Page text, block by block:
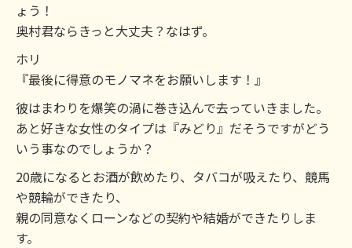
ょう！
奥村君ならきっと大丈夫？なはず。
ホリ
『最後に得意のモノマネをお願いします！』
彼はまわりを爆笑の渦に巻き込んで去っていきました。
あと好きな女性のタイプは『みどり』だそうですがどう
いう事なのでしょうか？
20歳になるとお酒が飲めたり、タバコが吸えたり、競馬
や競輪ができたり、
親の同意なくローンなどの契約や結婚ができたりしま
す。